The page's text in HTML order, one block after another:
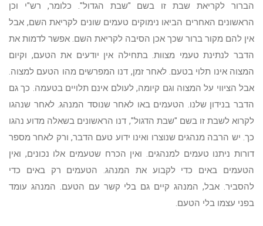
הברור לקריאת שבת זו בשם "שבת הגדול". כלומר, רש"י וכן
הראשונים האחרים הביאו נימוקים טעמים שונים לקריאת השם, אבל
אין להם מקור ברור שכך אכן הסיבה לקריאת השם. אפשר לדמות את
הדבר לנתינת טעמי מצוות. בתחילה אין יודעים את הטעם, וקיום
המצוה אינו תלוי בטעם. לאחר זמן, דנו המפרשים מהו הטעם למצוה.
אבל הציווי על המצוה וגם קיומה, לעולם אינם תלויים בטעמה. כך גם
הדבר בנידון שלנו. הטעמים באו לאחר שנוסד המנהג. לאחר שנהגו
לקרוא לשבת זו בשם "שבת הדגול", דנו הראשונים בשאלה מדוע נהגו
כך. יש הרבה מנהגים שנוצרו ואינו ידוע טעם הדבר, ורק לאחר מספר
דורות ניתנו טעמים למנהגים. ואין הכרח שטעמים אלו נכונים, ואין
הטעמים באים כדי לקבוע את המנהג. הטעמים רק באים כדי
להסביר. אבל, המנהג קיים גם בלי קשר עם הטעם. המנהג עומד
בפני עצמו בלי הטעם.